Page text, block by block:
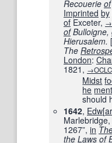
Recouerie of
Imprinted by
of Exceter,
ofBulloigne,
Hierusalem. [
The
London:
1821 , →OCLC
Midst
he ment
should
1642, Edw[
Marlebridge,
1267”, in
the Laws of